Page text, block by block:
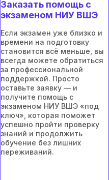
Заказать помощь с
экзаменом НИУ ВШЭ
Если экзамен уже близко и
времени на подготовку
становится всё меньше, вы
всегда можете обратиться
за профессиональной
поддержкой. Просто
оставьте заявку — и
получите помощь с
экзаменом НИУ ВШЭ «под
ключ», которая поможет
успешно пройти проверку
знаний и продолжить
обучение без лишних
переживаний.